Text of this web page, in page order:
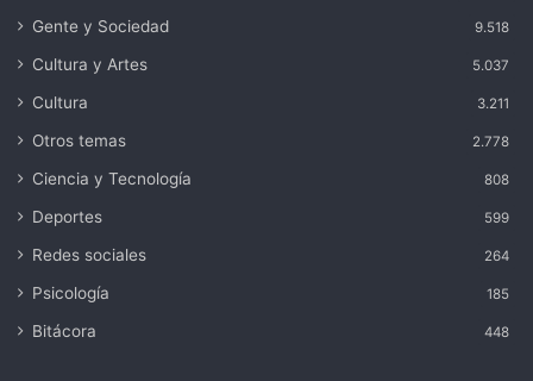
Gente y Sociedad 9.518
Cultura y Artes 5.037
Cultura 3.211
Otros temas 2.778
Ciencia y Tecnología 808
Deportes 599
Redes sociales 264
Psicología 185
Bitácora 448